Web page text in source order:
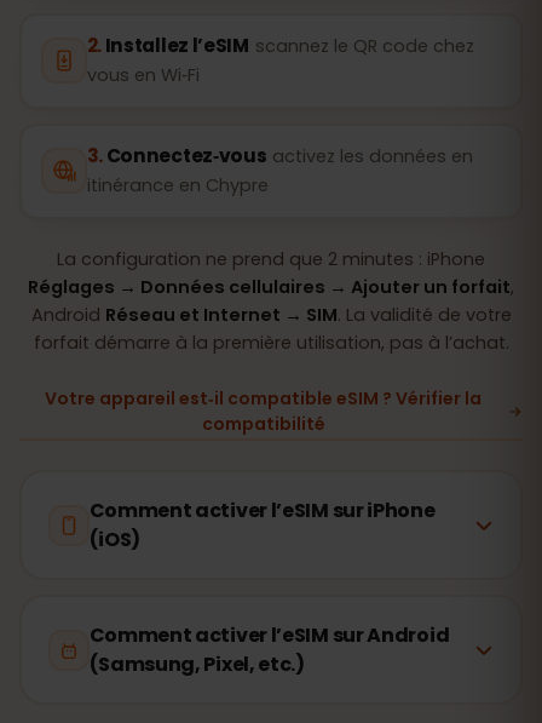
Installez l’eSIM scannez le QR code chez
vous en Wi‑Fi
Connectez‑vous activez les données en
itinérance en Chypre
La configuration ne prend que 2 minutes : iPhone
Réglages → Données cellulaires → Ajouter un forfait,
Android Réseau et Internet → SIM. La validité de votre
forfait démarre à la première utilisation, pas à l’achat.
Votre appareil est‑il compatible eSIM ? Vérifier la
compatibilité
Comment activer l’eSIM sur iPhone
(iOS)
Comment activer l’eSIM sur Android
(Samsung, Pixel, etc.)